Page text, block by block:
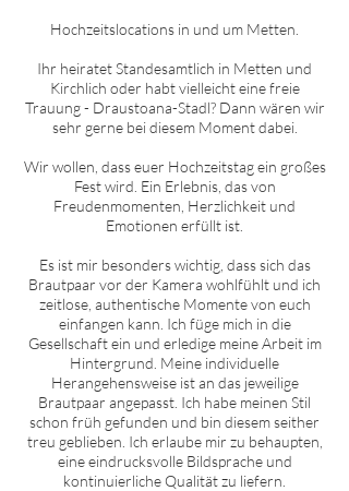
Hochzeitslocations in und um Metten
Ihr heiratet Standesamtlich in Metten und
Kirchlich oder habt vielleicht eine freie
Trauung - Draustoana-Stadl? Dann wären wir
sehr gerne bei diesem Moment dabei.
Wir wollen, dass euer Hochzeitstag ein großes
Fest wird. Ein Erlebnis, das von
Freudenmomenten, Herzlichkeit und
Emotionen erfüllt ist.
Es ist mir besonders wichtig, dass sich das
Brautpaar vor der Kamera wohlfühlt und ich
zeitlose, authentische Momente von euch
einfangen kann. Ich füge mich in die
Gesellschaft ein und erledige meine Arbeit im
Hintergrund. Meine individuelle
Herangehensweise ist an das jeweilige
Brautpaar angepasst. Ich habe meinen Stil
schon früh gefunden und bin diesem seither
treu geblieben. Ich erlaube mir zu behaupten,
eine eindrucksvolle Bildsprache und
kontinuierliche Qualität zu liefern.